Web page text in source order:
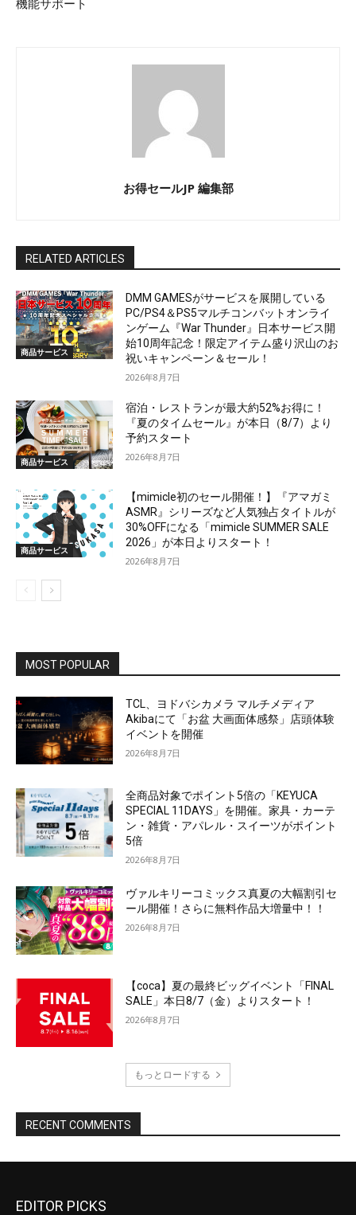
EDITOR PICKS